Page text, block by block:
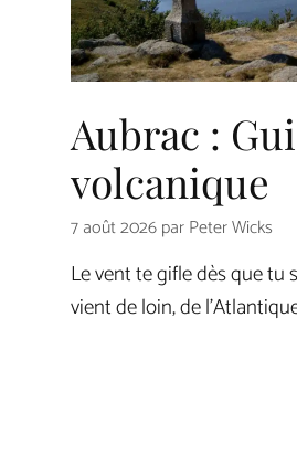
Aubrac :
volcanique
7 août 2026parPeter Wicks
Le vent te gifle dès que tu
vient de loin, de